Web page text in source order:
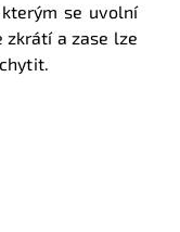
se uvolní
zkrátí a zase lze